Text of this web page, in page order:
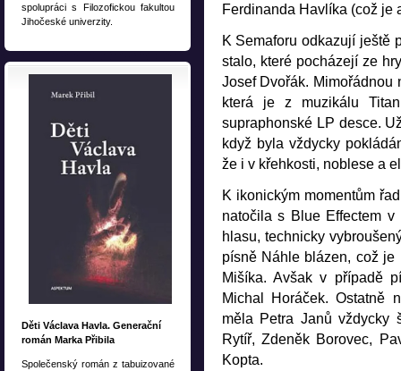
Ferdinanda Havlíka (což je
K Semaforu odkazují ještě
stalo, které pocházejí ze
Josef Dvořák.
která je z muzikálu
supraphonské LP desce.
když byla vždycky
že i v křehkosti, noblese a
K ikonickým momentům
natočila s Blue Effectem
hlasu, technicky
písně Náhle blázen, což
Mišíka. Avšak v případě
Michal Horáček. Ostatně
měla Petra Janů
Rytíř, Zdeněk Borovec,
Kopta.
spolupráci s Filozofickou fakultou
Jihočeské univerzity.
Děti Václava Havla. Generační
román Marka Přibila
Společenský román z tabuizované